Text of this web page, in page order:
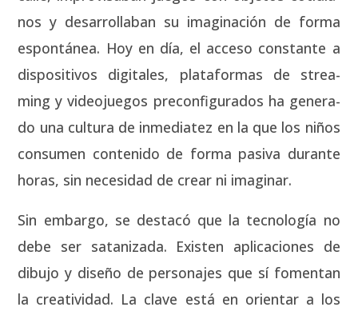
nos y desa­rro­lla­ban su ima­gi­na­ción de for­ma
espon­tá­nea. Hoy en día, el acce­so cons­tan­te a
dis­po­si­ti­vos digi­ta­les, pla­ta­for­mas de strea­
ming y video­jue­gos pre­con­fi­gu­ra­dos ha gene­ra­
do una cul­tu­ra de inme­dia­tez en la que los niños
con­su­men con­te­ni­do de for­ma pasi­va duran­te
horas, sin nece­si­dad de crear ni ima­gi­nar.
Sin embar­go, se des­ta­có que la tec­no­lo­gía no
debe ser sata­ni­za­da. Exis­ten apli­ca­cio­nes de
dibu­jo y dise­ño de per­so­na­jes que sí fomen­tan
la crea­ti­vi­dad. La cla­ve está en orien­tar a los